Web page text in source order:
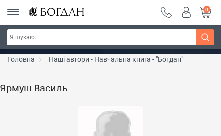
Серія "Чейзіана" ~ знижка 20%
0
Головна Наші автори - Навчальна книга - "Богдан"
Ярмуш Василь